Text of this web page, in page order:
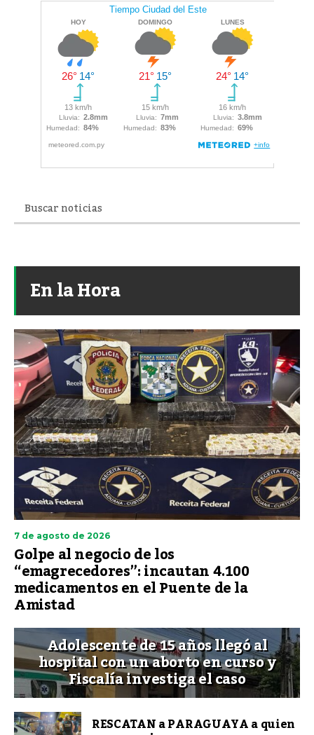
En la Hora
7 de agosto de 2026
Golpe al negocio de los
“emagrecedores”: incautan 4.100
medicamentos en el Puente de la
Amistad
Adolescente de 15 años llegó al
hospital con un aborto en curso y
Fiscalía investiga el caso
RESCATAN a PARAGUAYA a quien